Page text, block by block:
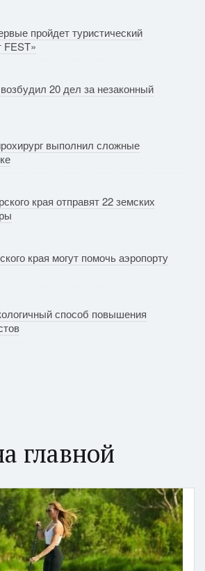
пройдет туристический
20 дел за незаконный
выполнил сложные
края отправят 22 земских
края могут помочь аэропорту
способ повышения
главной